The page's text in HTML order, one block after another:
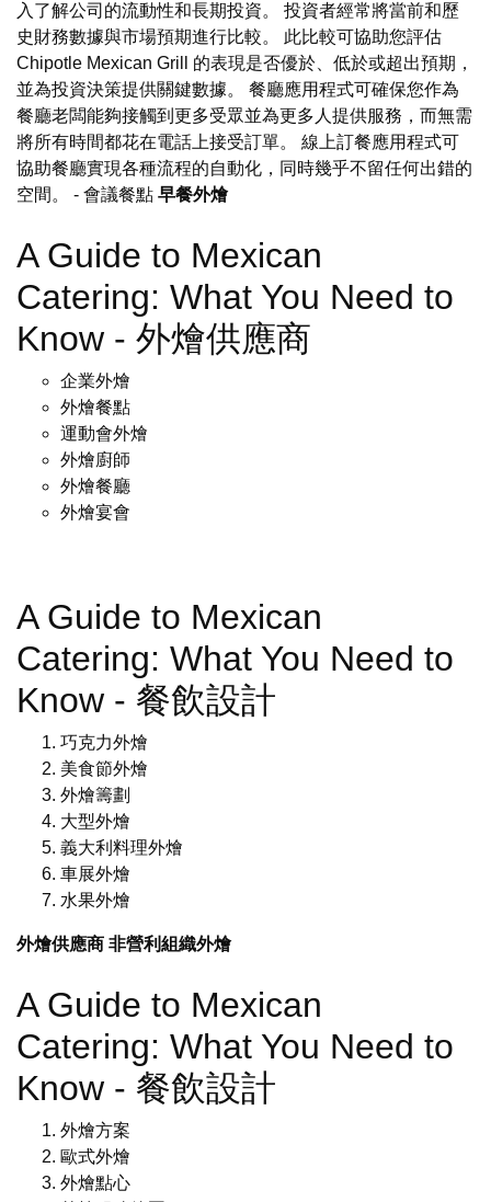
入了解公司的流動性和長期投資。 投資者經常將當前和歷
史財務數據與市場預期進行比較。 此比較可協助您評估
Chipotle Mexican Grill 的表現是否優於、低於或超出預期，
並為投資決策提供關鍵數據。 餐廳應用程式可確保您作為
餐廳老闆能夠接觸到更多受眾並為更多人提供服務，而無需
將所有時間都花在電話上接受訂單。 線上訂餐應用程式可
協助餐廳實現各種流程的自動化，同時幾乎不留任何出錯的
空間。 - 會議餐點 早餐外燴
A Guide to Mexican
Catering: What You Need to
Know - 外燴供應商
企業外燴
外燴餐點
運動會外燴
外燴廚師
外燴餐廳
外燴宴會
A Guide to Mexican
Catering: What You Need to
Know - 餐飲設計
巧克力外燴
美食節外燴
外燴籌劃
大型外燴
義大利料理外燴
車展外燴
水果外燴
外燴供應商 非營利組織外燴
A Guide to Mexican
Catering: What You Need to
Know - 餐飲設計
外燴方案
歐式外燴
外燴點心